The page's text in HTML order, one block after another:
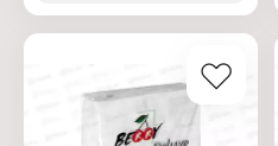
пользуются самыми
простыми приемами
свертывания салфеток: